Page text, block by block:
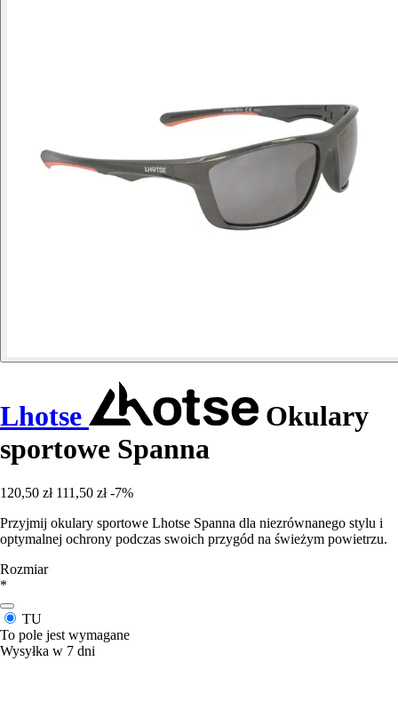
Lhotse
Okulary
sportowe Spanna
120,50 zł 111,50 zł -7%
Przyjmij okulary sportowe Lhotse Spanna dla niezrównanego stylu i
optymalnej ochrony podczas swoich przygód na świeżym powietrzu.
Rozmiar
*
TU
To pole jest wymagane
Wysyłka w 7 dni